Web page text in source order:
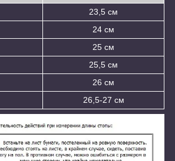
23,5 см
24 см
25 см
25,5 см
26 см
26,5-27 см